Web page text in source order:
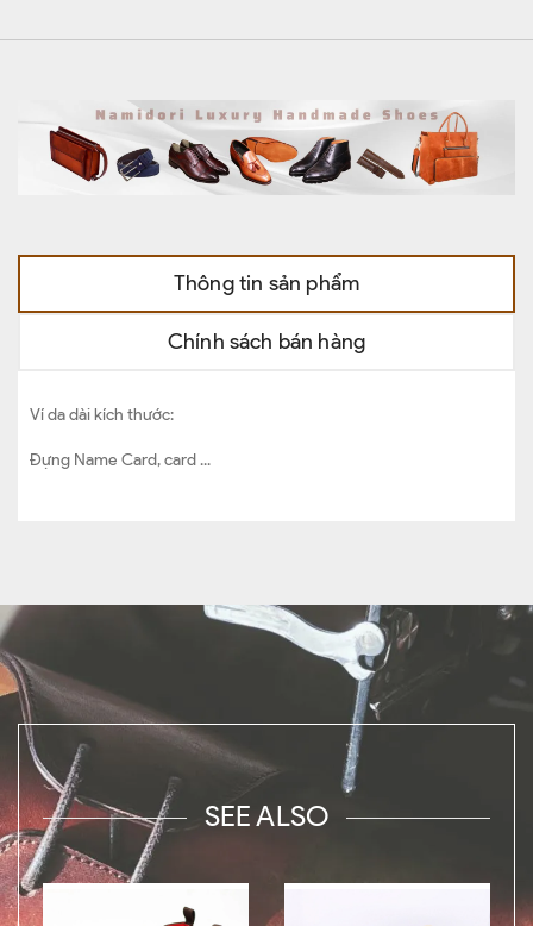
Thông tin sản phẩm
Chính sách bán hàng
Ví da dài kích thước:
Đựng Name Card, card ...
SEE ALSO